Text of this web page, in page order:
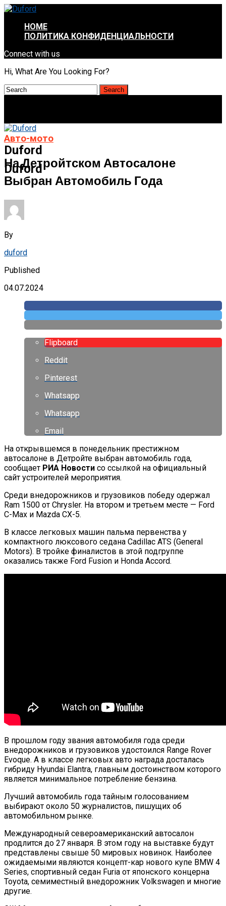
HOME
ПОЛИТИКА КОНФИДЕНЦИАЛЬНОСТИ
Connect with us
Hi, What Are You Looking For?
Duford
Duford
Авто-мото
На Детройтском Автосалоне
Выбран Автомобиль Года
By
duford
Published
04.07.2024
Flipboard
Reddit
Pinterest
Whatsapp
Whatsapp
Email
На открывшемся в понедельник престижном
автосалоне в Детройте выбран автомобиль года,
сообщает РИА Новости со ссылкой на официальный
сайт устроителей мероприятия.
Среди внедорожников и грузовиков победу одержал
Ram 1500 от Chrysler. На втором и третьем месте — Ford
C-Max и Mazda CX-5.
В классе легковых машин пальма первенства у
компактного люксового седана Cadillac ATS (General
Motors). В тройке финалистов в этой подгруппе
оказались также Ford Fusion и Honda Accord.
В прошлом году звания автомобиля года среди
внедорожников и грузовиков удостоился Range Rover
Evoque. А в классе легковых авто награда досталась
гибриду Hyundai Elantra, главным достоинством которого
является минимальное потребление бензина.
Лучший автомобиль года тайным голосованием
выбирают около 50 журналистов, пишущих об
автомобильном рынке.
Международный североамериканский автосалон
продлится до 27 января. В этом году на выставке будут
представлены свыше 50 мировых новинок. Наиболее
ожидаемыми являются концепт-кар нового купе BMW 4
Series, спортивный седан Furia от японского концерна
Toyota, семиместный внедорожник Volkswagen и многие
другие.